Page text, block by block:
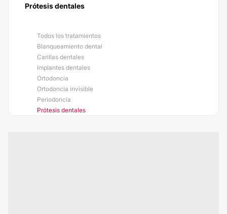
Prótesis dentales
Todos los tratamientos
Blanqueamiento dental
Carillas dentales
Implantes dentales
Ortodoncia
Ortodoncia invisible
Periodoncia
Prótesis dentales